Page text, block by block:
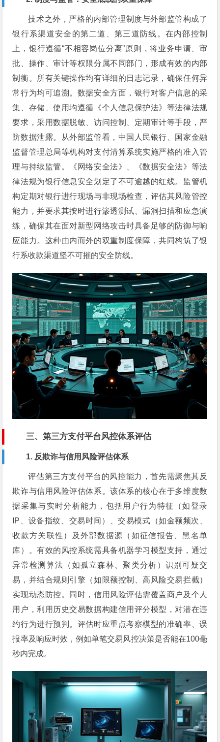
技术之外，严格的内部管理制度与外部监管构成了
银行系渠道安全的第二道、第三道防线。在内部控制
上，银行遵循“不相容岗位分离”原则，将业务申请、审
批、操作、审计等权限分属不同部门，形成有效的内部
制衡。所有关键操作均有详细的日志记录，确保任何异
常行为均可追溯。数据安全方面，银行对客户信息的采
集、存储、使用均遵循《个人信息保护法》等法律法规
要求，采用数据脱敏、访问控制、定期审计等手段，严
防数据泄露。从外部监管看，中国人民银行、国家金融
监督管理总局等机构对支付清算系统实施严格的准入管
理与持续监管。《网络安全法》、《数据安全法》等法
律法规为银行信息安全划定了不可逾越的红线。监管机
构定期对银行进行现场与非现场检查，评估其风险管控
能力，并要求其按时进行渗透测试、漏洞扫描和应急演
练，确保其在面对新型网络攻击时具备足够的防御与响
应能力。这种由内而外的双重制度保障，共同构筑了银
行系收款渠道坚不可摧的安全防线。
三、第三方支付平台风控体系评估
1. 反欺诈与信用风险评估体系
评估第三方支付平台的风控能力，首先需聚焦其反
欺诈与信用风险评估体系。该体系的核心在于多维度数
据采集与实时分析能力，包括用户行为特征（如登录
IP、设备指纹、交易时间）、交易模式（如金额频次、
收款方关联性）及外部数据源（如征信报告、黑名单
库）。有效的风控系统需具备机器学习模型支持，通过
异常检测算法（如孤立森林、聚类分析）识别可疑交
易，并结合规则引擎（如限额控制、高风险交易拦截）
实现动态防控。同时，信用风险评估需覆盖商户及个人
用户，利用历史交易数据构建信用评分模型，对潜在违
约行为进行预判。评估时应重点考察模型的准确率、误
报率及响应时效，例如单笔交易风控决策是否能在100毫
秒内完成。